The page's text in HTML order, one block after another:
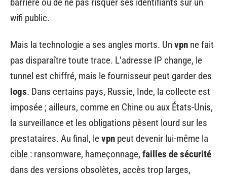
wifi public.
Mais la technologie a ses angles morts. Un vpn ne fait
pas disparaître toute trace. L’adresse IP change, le
tunnel est chiffré, mais le fournisseur peut garder des
logs. Dans certains pays, Russie, Inde, la collecte est
imposée ; ailleurs, comme en Chine ou aux États-Unis,
la surveillance et les obligations pèsent lourd sur les
prestataires. Au final, levpn peut devenir lui-même la
cible : ransomware, hameçonnage, failles de sécurité
dans des versions obsolètes, accès trop larges,